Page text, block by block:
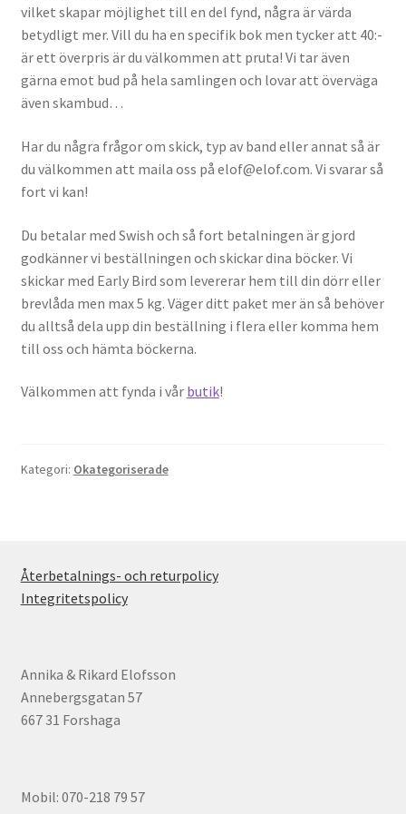
vilket skapar möjlighet till en del fynd, några är värda
betydligt mer. Vill du ha en specifik bok men tycker att 40:-
är ett överpris är du välkommen att pruta! Vi tar även
gärna emot bud på hela samlingen och lovar att överväga
även skambud…
Har du några frågor om skick, typ av band eller annat så är
du välkommen att maila oss på elof@elof.com. Vi svarar så
fort vi kan!
Du betalar med Swish och så fort betalningen är gjord
godkänner vi beställningen och skickar dina böcker. Vi
skickar med Early Bird som levererar hem till din dörr eller
brevlåda men max 5 kg. Väger ditt paket mer än så behöver
du alltså dela upp din beställning i flera eller komma hem
till oss och hämta böckerna.
Välkommen att fynda i vår butik!
Kategori: Okategoriserade
Återbetalnings- och returpolicy
Integritetspolicy
Annika & Rikard Elofsson
Annebergsgatan 57
667 31 Forshaga
Mobil: 070-218 79 57